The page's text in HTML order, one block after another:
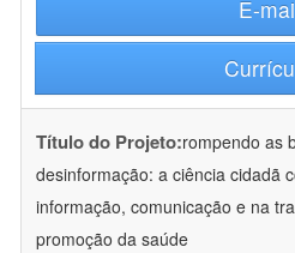
E-
Título do Projeto:rompendo as
desinformação: a ciência cidadã
informação, comunicação e na
promoção da saúde